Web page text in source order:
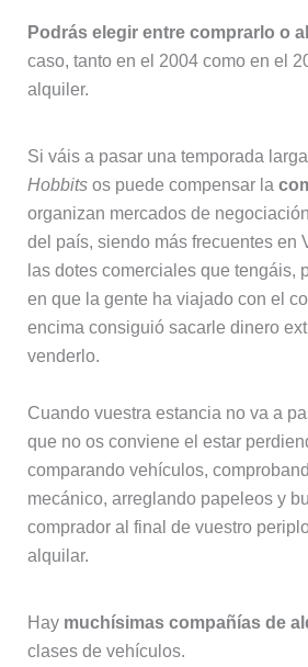
Podrás elegir entre comprarlo o
caso, tanto en el 2004 como en el
alquiler.
Si váis a pasar una temporada
Hobbitsos puede compensar la
organizan mercados de
del país, siendo más frecuentes en
las dotes comerciales que tengáis,
en que la gente ha viajado con el
encima consiguió sacarle dinero
venderlo.
Cuando vuestra estancia no va a
que no os conviene el estar
comparando vehículos,
mecánico, arreglando papeleos y
comprador al final de vuestro
alquilar.
Hay muchísimas compañías de
clases de vehículos.